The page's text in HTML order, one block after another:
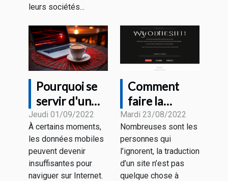
leurs sociétés...
Pourquoi se
servir d'un
VPN sur un
Wi-Fi public ?
Jeudi 01/09/2022
À certains moments,
les données mobiles
peuvent devenir
insuffisantes pour
naviguer sur Internet.
Comment
faire la
traduction de
son site
internet ?
Mardi 23/08/2022
Nombreuses sont les
personnes qui
l’ignorent, la traduction
d’un site n’est pas
quelque chose à